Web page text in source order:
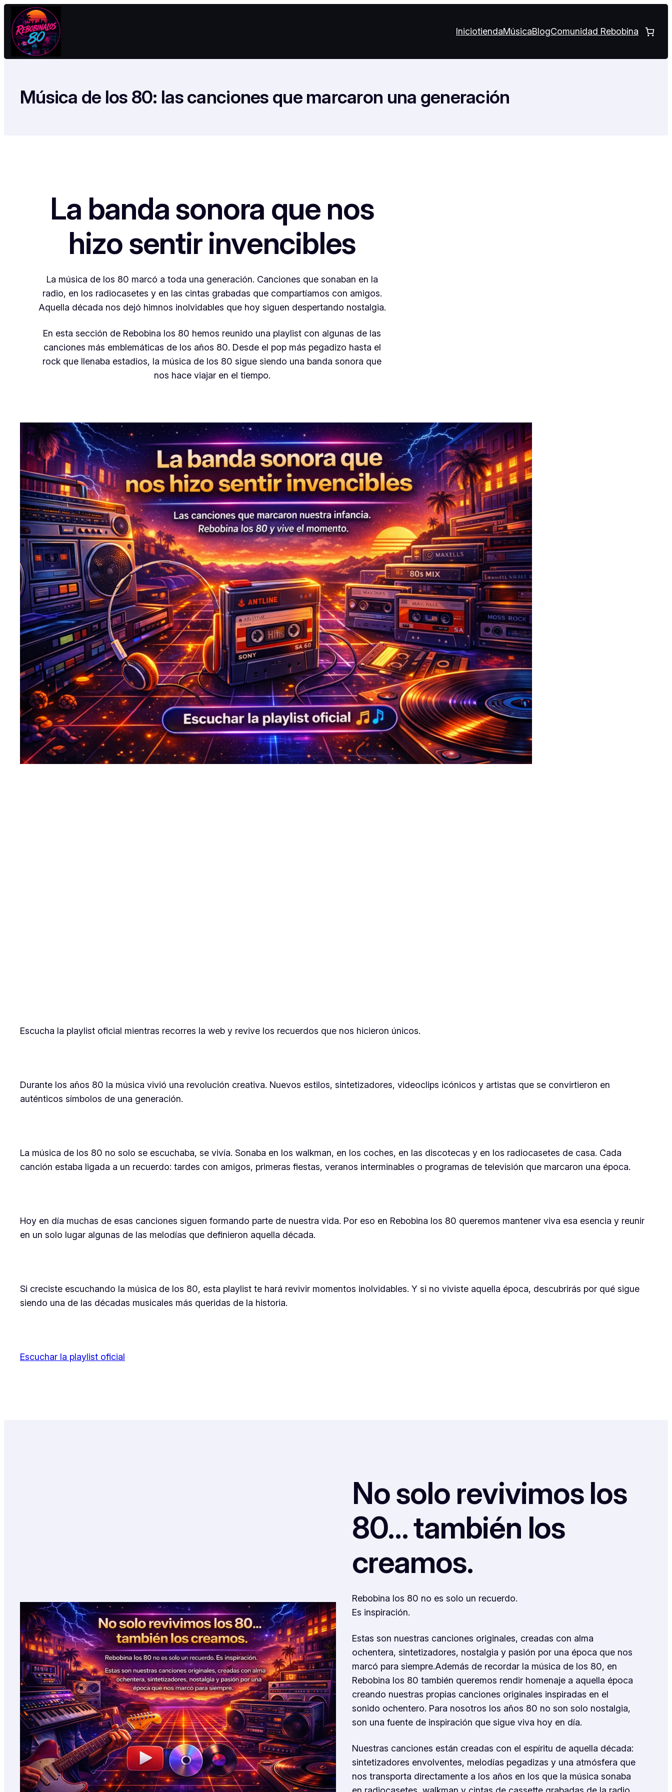
Saltar
contenido
IniciotiendaMúsicaBlogComunidad Rebobina
Música de los 80: las canciones que marcaron una generación
La banda sonora que nos
hizo sentir invencibles
La música de los 80 marcó a toda una generación. Canciones que sonaban en la
radio, en los radiocasetes y en las cintas grabadas que compartíamos con amigos.
Aquella década nos dejó himnos inolvidables que hoy siguen despertando nostalgia.
En esta sección de Rebobina los 80 hemos reunido una playlist con algunas de las
canciones más emblemáticas de los años 80. Desde el pop más pegadizo hasta el
rock que llenaba estadios, la música de los 80 sigue siendo una banda sonora que
nos hace viajar en el tiempo.
Escucha la playlist oficial mientras recorres la web y revive los recuerdos que nos hicieron únicos.
Durante los años 80 la música vivió una revolución creativa. Nuevos estilos, sintetizadores, videoclips icónicos y artistas que se convirtieron en
auténticos símbolos de una generación.
La música de los 80 no solo se escuchaba, se vivía. Sonaba en los walkman, en los coches, en las discotecas y en los radiocasetes de casa. Cada
canción estaba ligada a un recuerdo: tardes con amigos, primeras fiestas, veranos interminables o programas de televisión que marcaron una época.
Hoy en día muchas de esas canciones siguen formando parte de nuestra vida. Por eso en Rebobina los 80 queremos mantener viva esa esencia y reunir
en un solo lugar algunas de las melodías que definieron aquella década.
Si creciste escuchando la música de los 80, esta playlist te hará revivir momentos inolvidables. Y si no viviste aquella época, descubrirás por qué sigue
siendo una de las décadas musicales más queridas de la historia.
Escuchar la playlist oficial
No solo revivimos los
80… también los
creamos.
Rebobina los 80 no es solo un recuerdo.
Es inspiración.
Estas son nuestras canciones originales, creadas con alma
ochentera, sintetizadores, nostalgia y pasión por una época que nos
marcó para siempre.Además de recordar la música de los 80, en
Rebobina los 80 también queremos rendir homenaje a aquella época
creando nuestras propias canciones originales inspiradas en el
sonido ochentero. Para nosotros los años 80 no son solo nostalgia,
son una fuente de inspiración que sigue viva hoy en día.
Nuestras canciones están creadas con el espíritu de aquella década:
sintetizadores envolventes, melodías pegadizas y una atmósfera que
nos transporta directamente a los años en los que la música sonaba